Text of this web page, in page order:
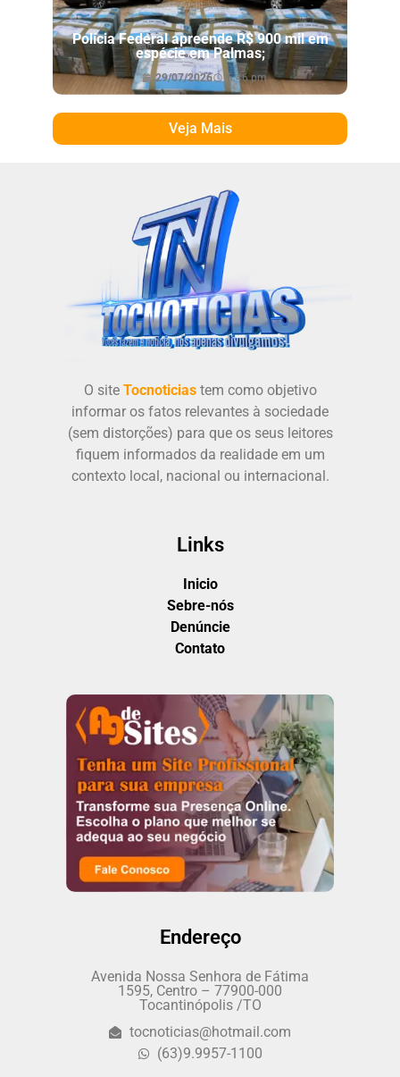
Polícia Federal apreende R$ 900 mil em
espécie em Palmas;
29/07/2026 6:46 pm
Veja Mais
O site Tocnoticiastem como objetivo
informar os fatos relevantes à sociedade
(sem distorções) para que os seus leitores
fiquem informados da realidade em um
contexto local, nacional ou internacional.
Links
Inicio
Sebre-nós
Denúncie
Contato
Endereço
Avenida Nossa Senhora de Fátima
1595, Centro – 77900-000
Tocantinópolis /TO
tocnoticias@hotmail.com
(63)9.9957-1100